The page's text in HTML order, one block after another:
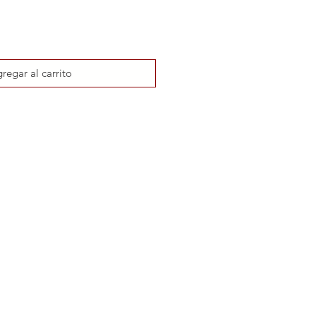
al carrito